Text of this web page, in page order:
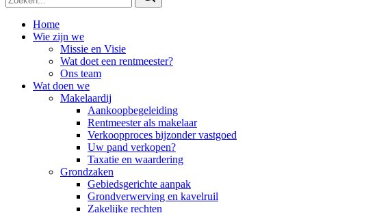
naar:
Home
Wie zijn we
Missie en Visie
Wat doet een rentmeester?
Ons team
Wat doen we
Makelaardij
Aankoopbegeleiding
Rentmeester als makelaar
Verkoopproces bijzonder vastgoed
Uw pand verkopen?
Taxatie en waardering
Grondzaken
Gebiedsgerichte aanpak
Grondverwerving en kavelruil
Zakelijke rechten